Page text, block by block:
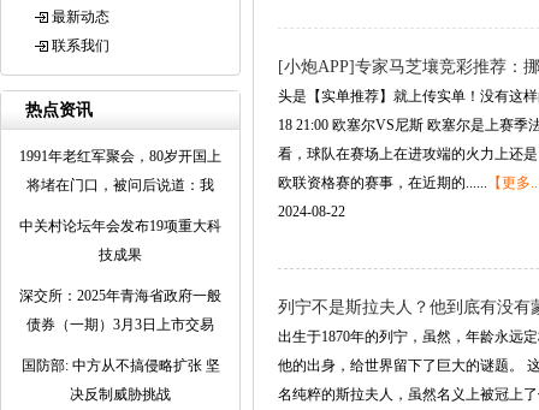
最新动态
联系我们
热点资讯
1991年老红军聚会，80岁开国上
将堵在门口，被问后说道：我
中关村论坛年会发布19项重大科
技成果
深交所：2025年青海省政府一般
债券（一期）3月3日上市交易
国防部: 中方从不搞侵略扩张 坚
决反制威胁挑战
[小炮APP]专家马芝壤竞彩推荐：
头是【实单推荐】就上传实单！没有这
18 21:00 欧塞尔VS尼斯 欧塞尔是上赛
看，球队在赛场上在进攻端的火力上还
欧联资格赛的赛事，在近期的...... 【更多
2024-08-22
列宁不是斯拉夫人？他到底有没
出生于1870年的列宁，虽然，年龄永远
他的出身，给世界留下了巨大的谜题。
名纯粹的斯拉夫人，虽然名义上被冠上